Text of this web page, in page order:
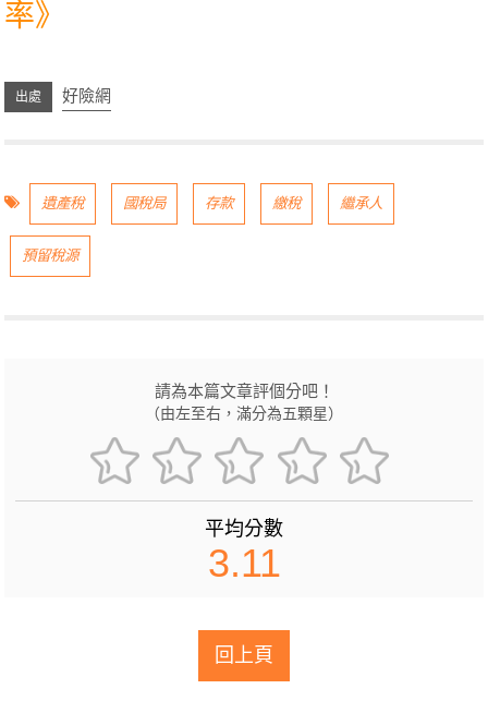
率》
好險網
遺產稅 國稅局 存款 繳稅 繼承人
預留稅源
請為本篇文章評個分吧！
（由左至右，滿分為五顆星）
平均分數
3.11
回上頁